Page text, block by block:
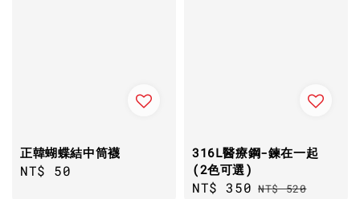
正韓蝴蝶結中筒襪
Regular
NT$ 50
316L醫療鋼-鍊在一起
(2色可選)
Sale
NT$ 350 Regular
NT$ 520